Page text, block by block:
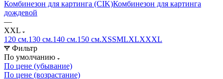
Комбинезон для картинга (CIK)Комбинезон для картинга
дождевой
—
XXL
120 см.130 см.140 см.150 см.XSSMLXLXXXL
Фильтр
По умолчанию
По цене (убывание)
По цене (возрастание)